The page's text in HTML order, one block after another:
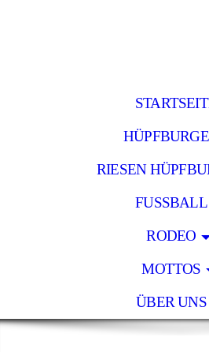
RIESEN
FUSSBALL
RODEO
MOTTOS
ÜBER UNS